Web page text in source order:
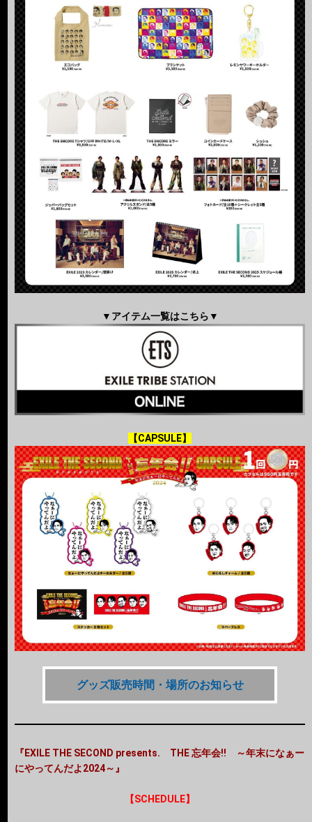
▼アイテム一覧はこちら▼
【CAPSULE】
グッズ販売時間・場所のお知らせ
『EXILE THE SECOND presents. THE 忘年会!! ～年末になぁー
にやってんだよ2024～』
【SCHEDULE】